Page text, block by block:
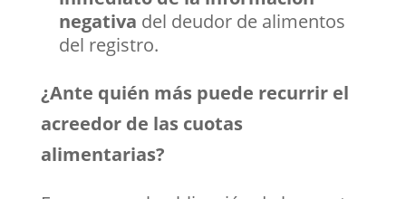
negativa del deudor de alimentos
del registro.
¿Ante quién más puede recurrir el
acreedor de las cuotas
alimentarias?